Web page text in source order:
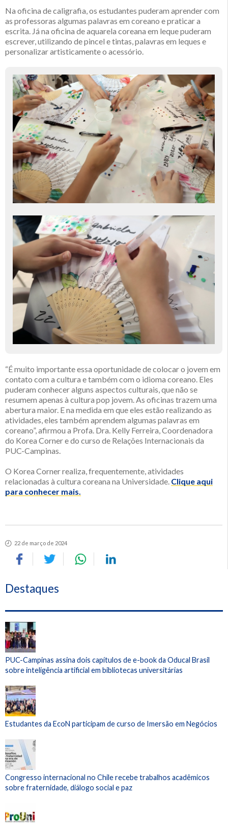
Na oficina de caligrafia, os estudantes puderam aprender com
as professoras algumas palavras em coreano e praticar a
escrita. Já na oficina de aquarela coreana em leque puderam
escrever, utilizando de pincel e tintas, palavras em leques e
personalizar artisticamente o acessório.
“É muito importante essa oportunidade de colocar o jovem em
contato com a cultura e também com o idioma coreano. Eles
puderam conhecer alguns aspectos culturais, que não se
resumem apenas à cultura pop jovem. As oficinas trazem uma
abertura maior. E na medida em que eles estão realizando as
atividades, eles também aprendem algumas palavras em
coreano”, afirmou a Profa. Dra. Kelly Ferreira, Coordenadora
do Korea Corner e do curso de Relações Internacionais da
PUC-Campinas.
O Korea Corner realiza, frequentemente, atividades
relacionadas à cultura coreana na Universidade. Clique aqui
para conhecer mais.
22 de março de 2024
Destaques
PUC-Campinas assina dois capítulos de e-book da Oducal Brasil
sobre inteligência artificial em bibliotecas universitárias
Estudantes da EcoN participam de curso de Imersão em Negócios
Congresso internacional no Chile recebe trabalhos acadêmicos
sobre fraternidade, diálogo social e paz